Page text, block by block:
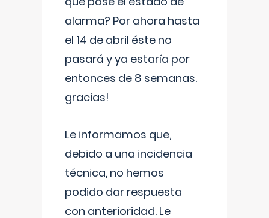
alarma? Por ahora hasta
el 14 de abril éste no
pasará y ya estaría por
entonces de 8 semanas.
gracias!
Le informamos que,
debido a una incidencia
técnica, no hemos
podido dar respuesta
con anterioridad. Le